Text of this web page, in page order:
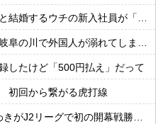
中止になりました…」→俺「こっちもグループ全社の取引中止しよう」
川で外国人が溺れてしまう事故。
したけど「500円払え」だって
回から繋がる虎打線
戦勝利！エース熊田が怪我乗り越え2ゴールの活躍